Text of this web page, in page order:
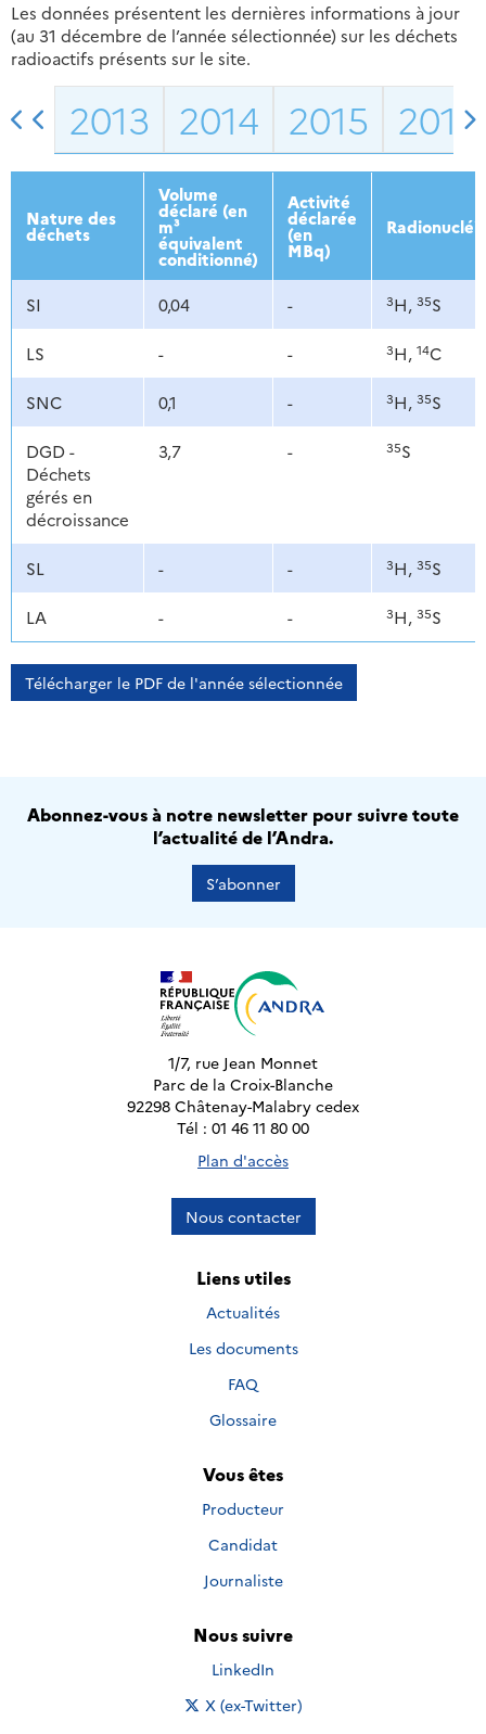
Les données présentent les dernières informations à jour
(au 31 décembre de l’année sélectionnée) sur les déchets
radioactifs présents sur le site.
2013 2014 2015 2016
Nature des
déchets
Volume
déclaré (en
m³
équivalent
conditionné)
Activité
déclarée
(en
MBq)
SI 0,04 - 3H, 35S
LS - - 3H, 14C
SNC 0,1 - 3H, 35S
DGD -
Déchets
gérés en
décroissance
3,7 - 35S
SL - - 3H, 35S
LA - - 3H, 35S
Télécharger le PDF de l'année sélectionnée
Abonnez-vous à notre newsletter pour suivre toute
l’actualité de l’Andra.
S’abonner
1/7, rue Jean Monnet
Parc de la Croix-Blanche
92298 Châtenay-Malabry cedex
Tél : 01 46 11 80 00
Plan d'accès
Nous contacter
Liens utiles
Actualités
Les documents
FAQ
Glossaire
Vous êtes
Producteur
Candidat
Journaliste
Nous suivre
Nous suivre sur
LinkedIn
Nous suivre sur
X (ex-Twitter)